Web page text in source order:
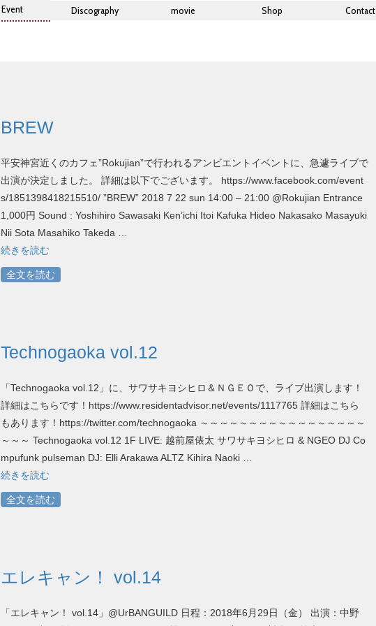
Event Discography movie Shop Contact
BREW
平安神宮近くのカフェ”Rokujian”で行われるアンビエントイベントに、急遽ライブで
出演が決定しました。 詳細は以下でございます。 https://www.facebook.com/event
s/1851398418215510/ ”BREW” 2018 7 22 sun 14:00 – 21:00 @Rokujian Entrance
1,000円 Sound : Yoshihiro Sawasaki Ken’ichi Itoi Kafuka Hideo Nakasako Masayuki
Nii Sota Masahiko Takeda …
続きを読む
全文を読む
Technogaoka vol.12
「Technogaoka vol.12」に、サワサキヨシヒロ＆ＮＧＥＯで、ライブ出演します！
詳細はこちらです！https://www.residentadvisor.net/events/1117765 詳細はこちら
もあります！https://twitter.com/technogaoka ～～～～～～～～～～～～～～～～～
～～～ Technogaoka vol.12 1F LIVE: 越前屋俵太 サワサキヨシヒロ & NGEO DJ Co
mpufunk pulseman DJ: Elli Arakawa ALTZ Kihira Naoki …
続きを読む
全文を読む
エレキャン！ vol.14
「エレキャン！ vol.14」@UrBANGUILD 日程：2018年6月29日（金） 出演：中野